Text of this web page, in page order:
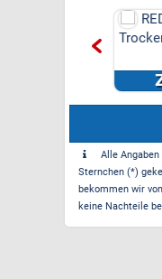
Alle
Sternchen (*)
bekommen wir
keine Nachteile